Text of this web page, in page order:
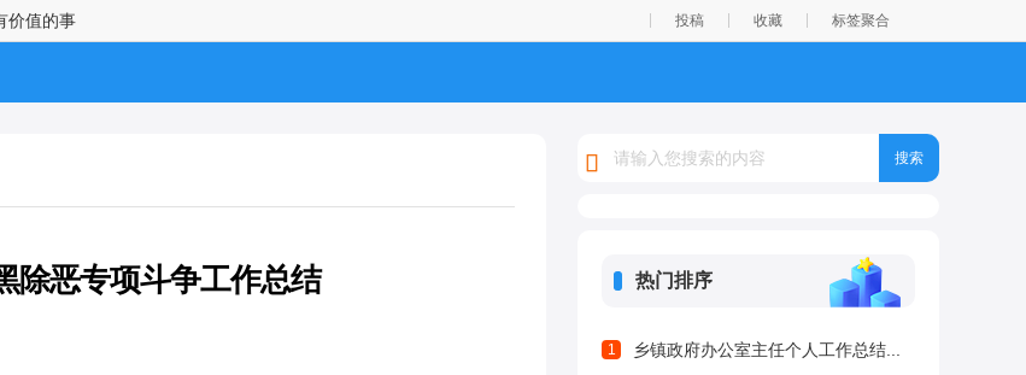
价值的事 投稿 收藏 标签聚合
除恶专项斗争工作总结 热门排序
1 乡镇政府办公室主任个人工作总结...